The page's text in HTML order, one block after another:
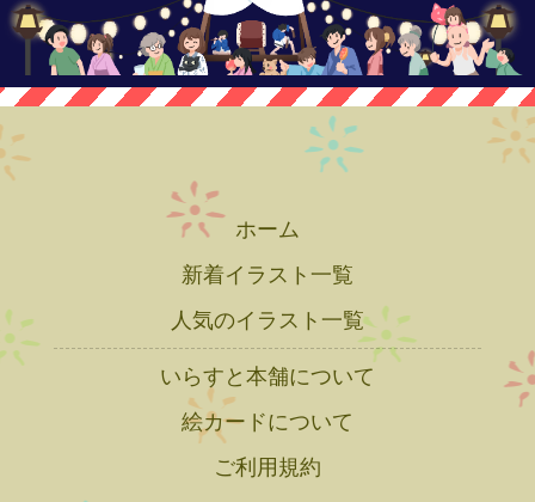
ホーム
新着イラスト一覧
人気のイラスト一覧
いらすと本舗について
絵カードについて
ご利用規約